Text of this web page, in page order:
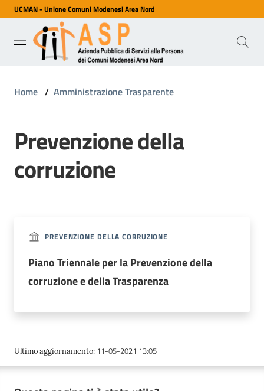
Vai al contenuto
Vai alla navigazione
Vai al footer
UCMAN - Unione Comuni Modenesi Area Nord
ASP
Azienda
Pubblica
Persona
Area
Nord
siamo
Home / Amministrazione Trasparente
Prevenzione della
corruzione
PREVENZIONE DELLA CORRUZIONE
Piano Triennale per la Prevenzione della
corruzione e della Trasparenza
Ultimo aggiornamento: 11-05-2021 13:05